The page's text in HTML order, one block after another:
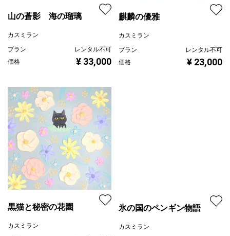
山の蒼影 海の瑠璃
カスミラン
プラン
レンタル不可
価格
¥ 33,000
麒麟の優雅
カスミラン
プラン
レンタル不可
価格
¥ 23,000
黒猫と秘密の花園
カスミラン
氷の国のペンギン物語
カスミラン